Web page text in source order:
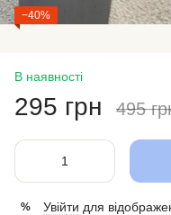
−40%
В наявності
295 грн 495
% Увійти для